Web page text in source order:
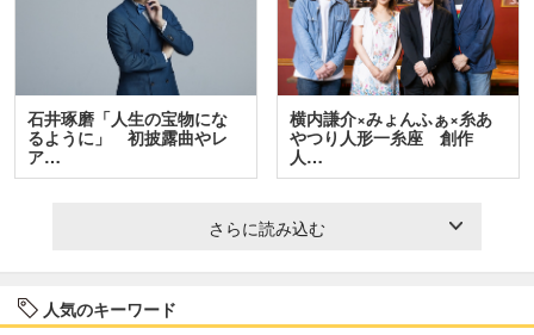
石井琢磨「人生の宝物にな
るように」 初披露曲やレ
ア…
横内謙介×みょんふぁ×糸あ
やつり人形一糸座 創作
人…
さらに読み込む
人気のキーワード